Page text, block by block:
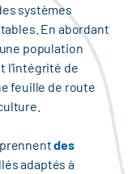
systèmes
En abordant
population
l'intégrité de
feuille de route
des
adaptés à